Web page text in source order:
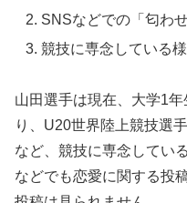
SNSなどでの「匂わ
競技に専念している
山田選手は現在、大学1
り、U20世界陸上競技選
など、競技に専念してい
などでも恋愛に関する投